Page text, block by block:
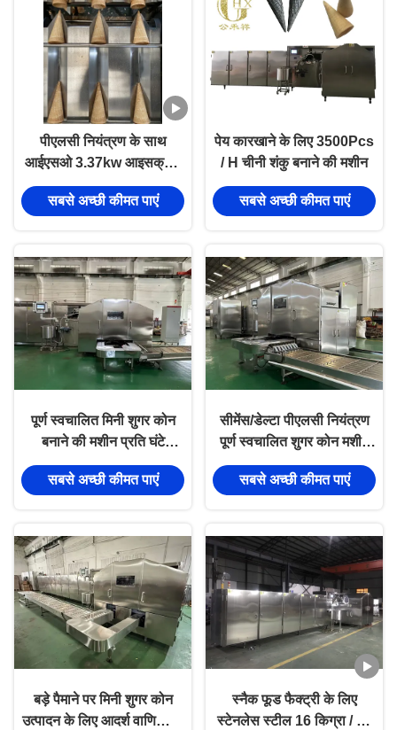
पीएलसी नियंत्रण के साथ
आईएसओ 3.37kw आइसक्रीम
क्रीम निर्माता मशीन
सबसे अच्छी कीमत पाएं
पेय कारखाने के लिए 3500Pcs
/ H चीनी शंकु बनाने की मशीन
सबसे अच्छी कीमत पाएं
पूर्ण स्वचालित मिनी शुगर कोन
बनाने की मशीन प्रति घंटे
10000 पीस चॉकलेट भरने के
लिए, चॉकलेट + बिस्कुट स्नैक्स
सबसे अच्छी कीमत पाएं
सीमेंस/डेल्टा पीएलसी नियंत्रण
पूर्ण स्वचालित शुगर कोन मशीन
लाइन, 304 स्टेनलेस स्टील
निर्माण - स्वच्छता स्थायित्व से
सबसे अच्छी कीमत पाएं
बड़े पैमाने पर मिनी शुगर कोन
उत्पादन के लिए आदर्श वाणिज्यिक
स्नैक फूड फैक्ट्री के लिए
स्टेनलेस स्टील 16 किग्रा / एच